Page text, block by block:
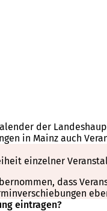
der
in Mainz auch
einzelner
dass
eintragen?